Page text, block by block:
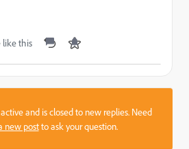
like this
and is closed to new replies. Need
new postto ask your question.